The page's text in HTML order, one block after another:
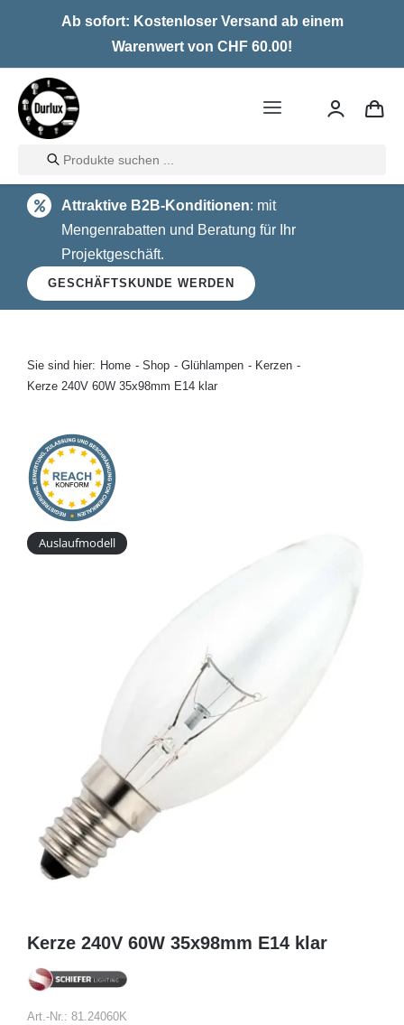
Ab sofort: Kostenloser Versand ab einem
Warenwert von CHF 60.00!
Toggle
Home
LED
Halogen
Glühlampen
Kontakt
Products
search
Attraktive B2B-Konditionen: mit
Mengenrabatten und Beratung für Ihr
Projektgeschäft.
GESCHÄFTSKUNDE WERDEN
Sie sind hier: Home Shop Glühlampen
Kerzen
Kerze 240V 60W 35x98mm E14 klar
Auslaufmodell
Kerze 240V 60W 35x98mm E14 klar
Art.-Nr.: 81.24060K